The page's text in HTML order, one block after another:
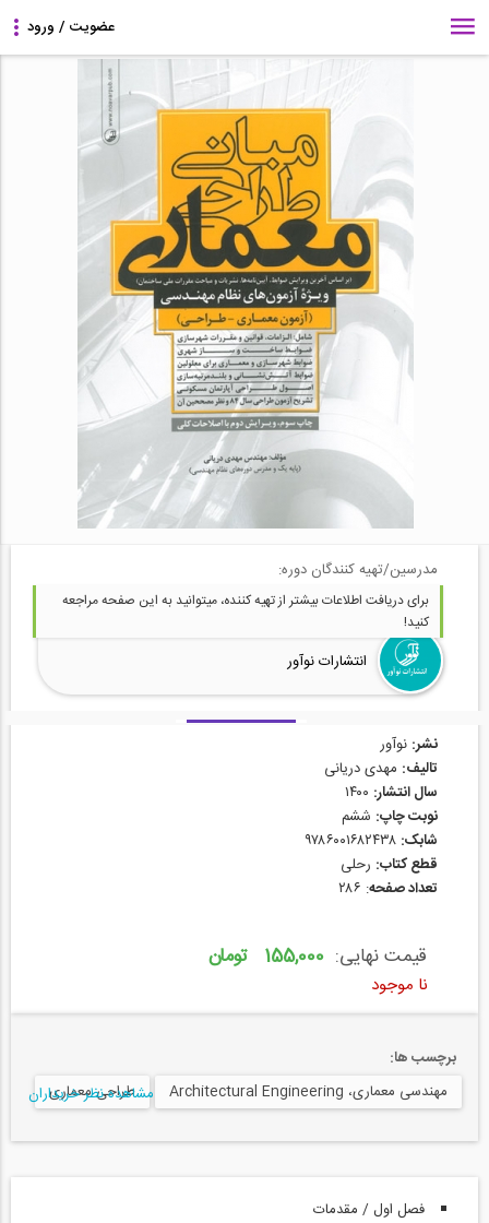
مدرسین/تهیه کنندگان دوره:
برای دریافت اطلاعات بیشتر از تهیه کننده، میتوانید به این صفحه مراجعه
کنید!
انتشارات نوآور
نشر: نوآور
تالیف: مهدی دریانی
سال انتشار:
نوبت چاپ: ششم
شابک:
قطع کتاب: رحلی
تعداد صفحه: ۲۸۶
قیمت نهایی: 155,000 تومان
نا موجود
برچسب ها:
مهندسی معماری، Architectural Engineering
طراحی معماری
مشاهده نظر خریداران
فصل اول / مقدمات